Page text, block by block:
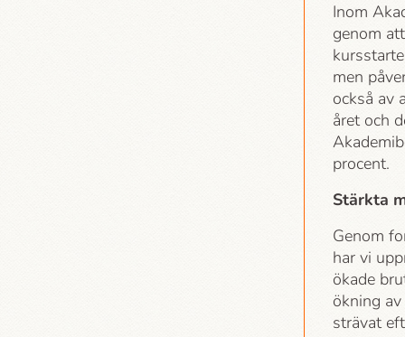
Inom
genom
men
också av
året och
procent.
Stärkta
Genom
har vi
ökade
ökning
strävat